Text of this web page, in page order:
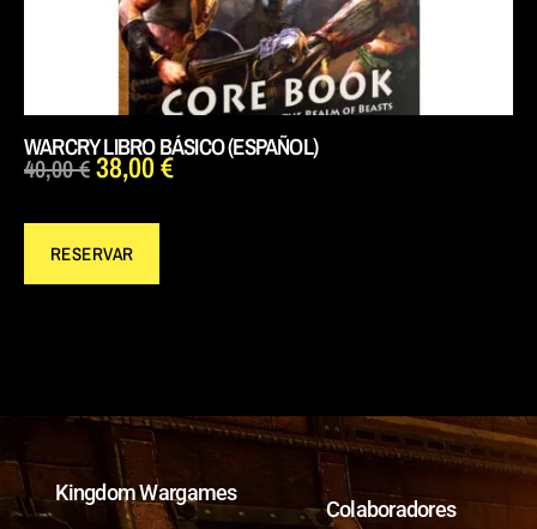
WARCRY LIBRO BÁSICO (ESPAÑOL)
40,00€38,00€
RESERVAR
Kingdom Wargames
Colaboradores